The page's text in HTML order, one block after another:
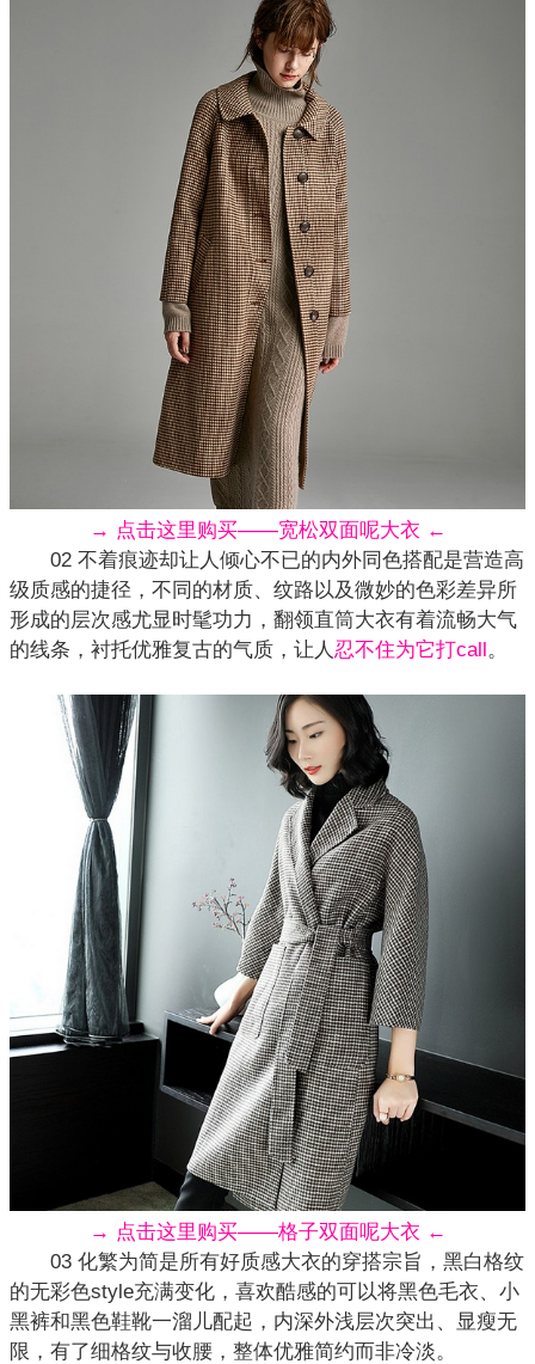
→ 点击这里购买——宽松双面呢大衣 ←
02 不着痕迹却让人倾心不已的内外同色搭配是营造高
级质感的捷径，不同的材质、纹路以及微妙的色彩差异所
形成的层次感尤显时髦功力，翻领直筒大衣有着流畅大气
的线条，衬托优雅复古的气质，让人 忍不住为它打call。
→ 点击这里购买——格子双面呢大衣 ←
03 化繁为简是所有好质感大衣的穿搭宗旨，黑白格纹
的无彩色style充满变化，喜欢酷感的可以将黑色毛衣、小
黑裤和黑色鞋靴一溜儿配起，内深外浅层次突出、显瘦无
限，有了细格纹与收腰，整体优雅简约而非冷淡。